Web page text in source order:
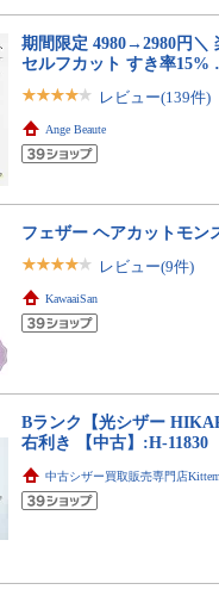
期間限定 4980→2980円＼
セルフカット すき率15%
レビュー(139件)
Ange Beaute
フェザー ヘアカットモン
レビュー(9件)
KawaaiSan
Bランク【光シザー
右利き 【中古】:H-11830
中古シザー買取販売専門店